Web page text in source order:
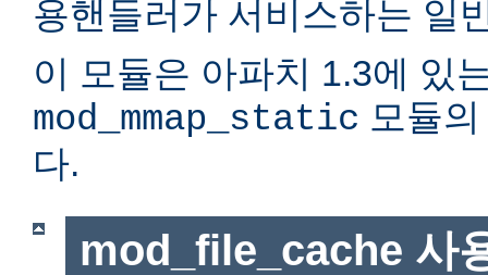
용핸들러가 서비스하는 일
이 모듈은 아파치 1.3에 있
mod_mmap_static 모듈
다.
mod_file_cache 사